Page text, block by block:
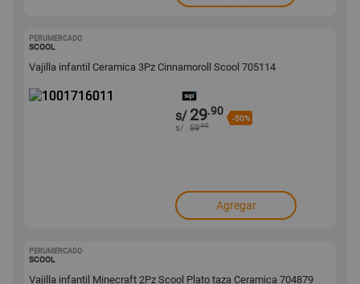
PERUMERCADO
SCOOL
Vajilla infantil Ceramica 3Pz Cinnamoroll Scool 705114
s/ 29.90
-50%
s/ 59.90
Agregar
PERUMERCADO
SCOOL
Vajilla infantil Minecraft 2Pz Scool Plato taza Ceramica 704879